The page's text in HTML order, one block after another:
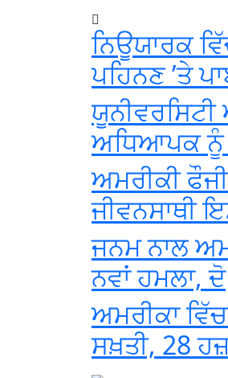
ਨਿਊਯਾਰਕ
ਪਹਿਨਣ ’ਤੇ
ਅਧਿਆਪਕ ਨੂੰ
ਅਮਰੀਕੀ
ਜੀਵਨਸਾਥੀ
ਜਨਮ ਨਾਲ
ਨਵਾਂ ਹਮਲਾ, ਦੋ
ਅਮਰੀਕਾ
ਸਖ਼ਤੀ, 28